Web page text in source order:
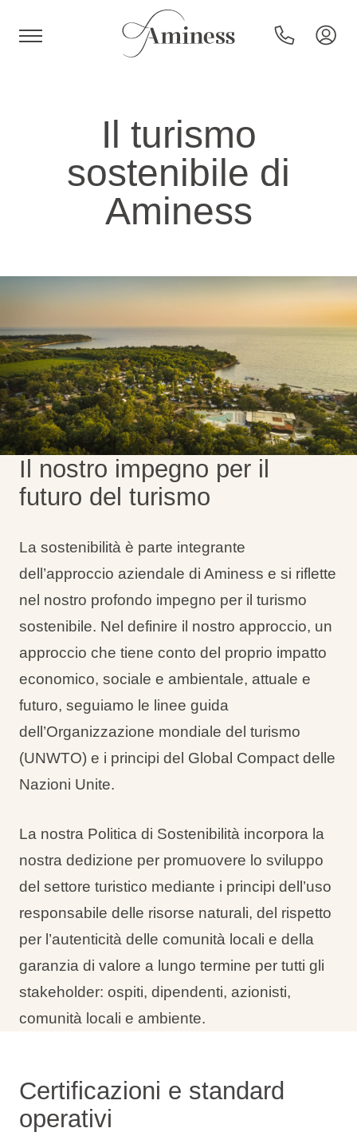
Hotel e resort
Offerte speciali
Destinazioni
Tipi di vacanza
Marchi
Programma Ami Loyalty
Blog
Il turismo
sostenibile di
Aminess
Il nostro impegno per il
futuro del turismo
La sostenibilità è parte integrante
dell’approccio aziendale di Aminess e si riflette
nel nostro profondo impegno per il turismo
sostenibile. Nel definire il nostro approccio, un
approccio che tiene conto del proprio impatto
economico, sociale e ambientale, attuale e
futuro, seguiamo le linee guida
dell’Organizzazione mondiale del turismo
(UNWTO) e i principi del Global Compact delle
Nazioni Unite.
La nostra Politica di Sostenibilità incorpora la
nostra dedizione per promuovere lo sviluppo
del settore turistico mediante i principi dell’uso
responsabile delle risorse naturali, del rispetto
per l’autenticità delle comunità locali e della
garanzia di valore a lungo termine per tutti gli
stakeholder: ospiti, dipendenti, azionisti,
comunità locali e ambiente.
Certificazioni e standard
operativi